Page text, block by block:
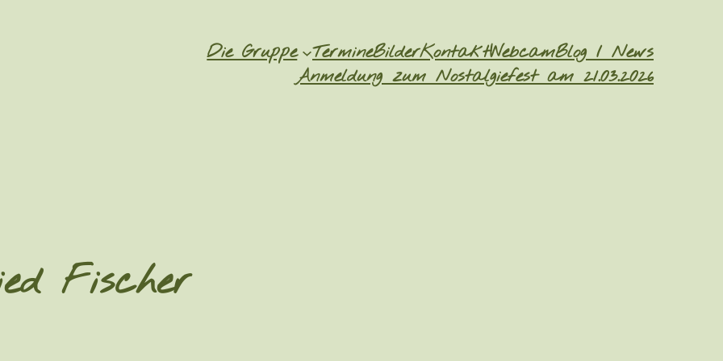
Die Gruppe TermineBilderKontaktWebcamBlog / News
Anmeldung zum Nostalgiefest am 21.03.2026
Fischer